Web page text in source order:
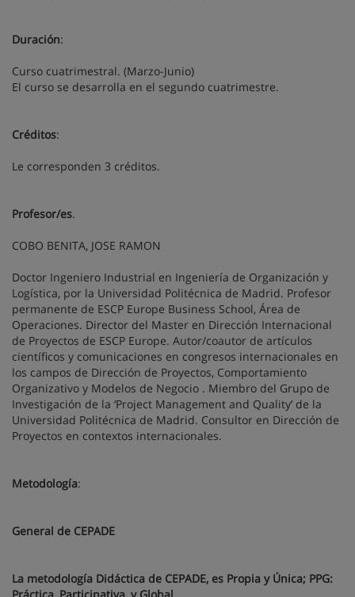
Duración:
Curso cuatrimestral. (Marzo-Junio)
El curso se desarrolla en el segundo cuatrimestre.
Créditos:
Le corresponden 3 créditos.
Profesor/es.
COBO BENITA, JOSE RAMON
Doctor Ingeniero Industrial en Ingeniería de Organización y
Logística, por la Universidad Politécnica de Madrid. Profesor
permanente de ESCP Europe Business School, Área de
Operaciones. Director del Master en Dirección Internacional
de Proyectos de ESCP Europe. Autor/coautor de artículos
científicos y comunicaciones en congresos internacionales en
los campos de Dirección de Proyectos, Comportamiento
Organizativo y Modelos de Negocio . Miembro del Grupo de
Investigación de la ‘Project Management and Quality’ de la
Universidad Politécnica de Madrid. Consultor en Dirección de
Proyectos en contextos internacionales.
Metodología:
General de CEPADE
La metodología Didáctica de CEPADE, es Propia y Única; PPG: